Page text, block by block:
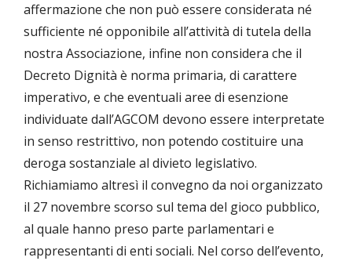
affermazione che non può essere considerata né
sufficiente né opponibile all’attività di tutela della
nostra Associazione, infine non considera che il
Decreto Dignità è norma primaria, di carattere
imperativo, e che eventuali aree di esenzione
individuate dall’AGCOM devono essere interpretate
in senso restrittivo, non potendo costituire una
deroga sostanziale al divieto legislativo.
Richiamiamo altresì il convegno da noi organizzato
il 27 novembre scorso sul tema del gioco pubblico,
al quale hanno preso parte parlamentari e
rappresentanti di enti sociali. Nel corso dell’evento,